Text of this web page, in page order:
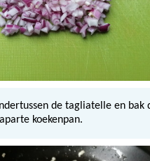
de tagliatelle en bak
koekenpan.